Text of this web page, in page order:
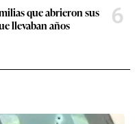
que abrieron sus
llevaban años
6